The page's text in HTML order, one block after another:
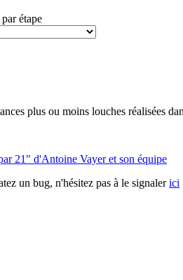
étape
plus ou moins louches réalisées
21" d'Antoine Vayer et son équipe
un bug, n'hésitez pas à le signalerici